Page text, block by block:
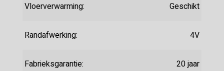
Vloerverwarming: Geschikt
Randafwerking: 4V
Fabrieksgarantie: 20 jaar